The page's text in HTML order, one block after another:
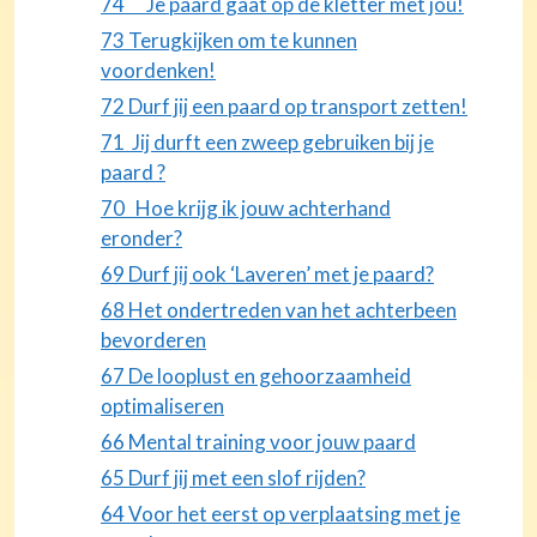
73 Terugkijken om te kunnen
voordenken!
72 Durf jij een paard op transport zetten!
71 Jij durft een zweep gebruiken bij je
paard ?
70 Hoe krijg ik jouw achterhand
eronder?
69 Durf jij ook ‘Laveren’ met je paard?
68 Het ondertreden van het achterbeen
bevorderen
67 De looplust en gehoorzaamheid
optimaliseren
66 Mental training voor jouw paard
65 Durf jij met een slof rijden?
64 Voor het eerst op verplaatsing met je